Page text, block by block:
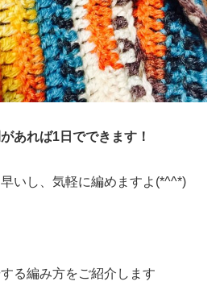
あれば1日でできます！
いし、気軽に編めますよ(*^^*)
る編み方をご紹介します